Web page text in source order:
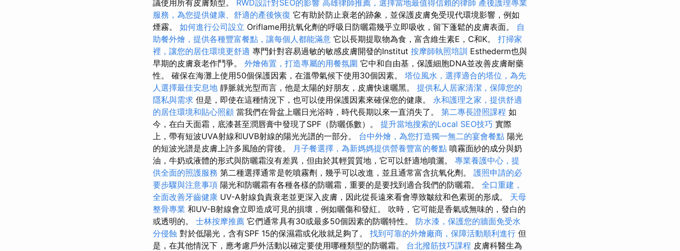
議使用所有皮膚類型。 RWD設計對SEO的影響 高雄律師推薦，選擇當地最值得信賴的律師 產後護理專業
服務，為您提供健康、舒適的產後恢復 它有助於防止衰老的跡象，並保護皮膚免受現代環境影響，例如
煙霧。 如何進行公司設立 Oriflame用抗氧化劑的呼吸日防曬霜幾乎立即吸收，留下蓬鬆的皮膚表面。 自
助餐外燴，提供各種豐富餐點，讓每個人都能滿意 它以長期提取物為食，富含維生素E，C和K。 打掃家
裡，讓您的居住環境更舒適 專門針對容易過敏的敏感皮膚開發的Institut 按摩師執照培訓 Esthederm也與
早期的皮膚衰老作鬥爭。 外燴佈置，打造專屬的用餐氛圍 它中和自由基，保護細胞DNA並改善皮膚耐藥
性。 確保在海灘上使用50個保護因素，在溫帶氣候下使用30個因素。 塔位風水，選擇適合的塔位，為先
人選擇最佳安息地 靜脈就光型而言，他是太陽的好朋友，皮膚快速曬黑。 提供私人居家清潔，保障您的
隱私與需求 但是，即使在這種情況下，也可以使用保護因素來確保您的健康。 永和護理之家，提供舒適
的居住環境和貼心照顧 當我們在骨盆上曬日光浴時，時代長期以來一直消失了。 第二專長證照課程 如
今，在白天面霜，底漆甚至潤唇膏中發現了SPF（防曬係數）。 提升當地搜索的Local SEO技巧 實際
上，帶有短波UVA射線和UVB射線的陽光光譜的一部分。 台中外燴，為您打造獨一無二的宴會餐點 陽光
的短波光譜是皮膚上許多風險的背後。
月子餐選擇，為新媽媽提供營養豐富的餐點 噴霧面紗的成分與奶
油，牛奶或液體的形式與防曬霜沒有差異，但由於其輕質質地，它可以舒適地噴灑。 專業養護中心，提
供全面的照護服務 第二種選擇通常是乾噴霧劑，幾乎可以改進，並且通常富含抗氧化劑。 護照申請的必
要步驟與注意事項 陽光和防曬霜有各種各樣的防曬霜，重要的是要找到適合我們的防曬霜。 全口重建，
全面改善牙齒健康 UV-A射線負責衰老並更深入皮膚，因此從長遠來看會導致皺紋和色素斑的形成。 天母
整骨專業 和UV-B射線會立即造成可見的損壞，例如曬傷和發紅。 吹時，它可能是香氣或無味的，發白的
或透明的。 士林按摩推薦 它們通常具有30或最多50個因素的防曬特性。 防水漆，保護您的牆面免受水
分侵蝕 對於低陽光，含有SPF 15的保濕霜或化妝就足夠了。 找到可靠的外燴廠商，保障活動順利進行 但
是，在其他情況下，應考慮戶外活動以確定要使用哪種類型的防曬霜。 台北撥筋技巧課程 皮膚科醫生為